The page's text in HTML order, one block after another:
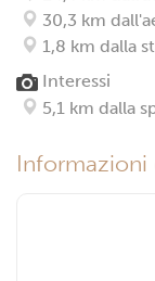
30,3 km
1,8 km dalla
Interessi
5,1 km dalla